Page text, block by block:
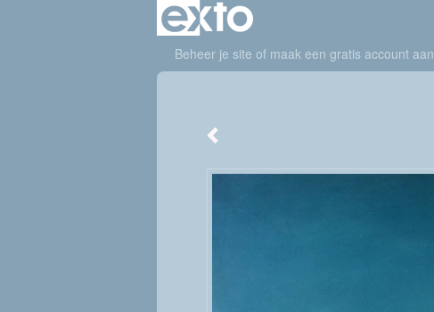
Beheer je site of maak een gratis account aan